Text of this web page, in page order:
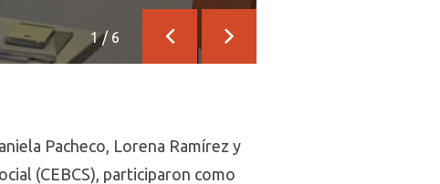
1/ 6
Anterior Siguiente
Pacheco, Lorena Ramírez y
(CEBCS), participaron como